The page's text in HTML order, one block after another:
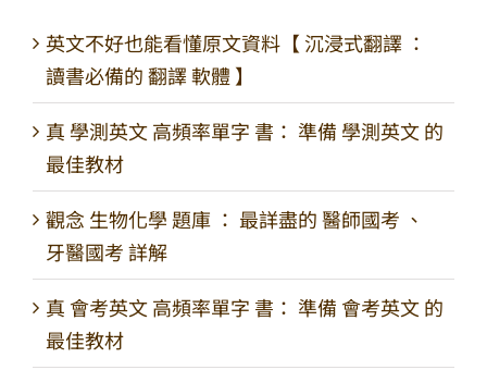
英文不好也能看懂原文資料【 沉浸式翻譯 ：
讀書必備的 翻譯 軟體 】
真 學測英文 高頻率單字 書： 準備 學測英文 的
最佳教材
觀念 生物化學 題庫 ： 最詳盡的 醫師國考 、
牙醫國考 詳解
真 會考英文 高頻率單字 書： 準備 會考英文 的
最佳教材